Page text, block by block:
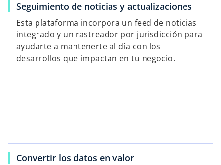
Seguimiento de noticias y actualizaciones
Esta plataforma incorpora un feed de noticias
integrado y un rastreador por jurisdicción para
ayudarte a mantenerte al día con los
desarrollos que impactan en tu negocio.
Convertir los datos en valor